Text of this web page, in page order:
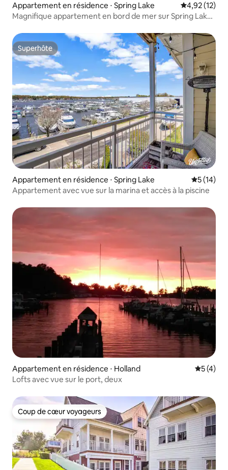
Appartement en résidence ⋅ Spring Lake Évaluation
4,92 (12)
Magnifique appartement en bord de mer sur Spring Lake
Superhôte
Superhôte
Appartement en résidence ⋅ Spring Lake
5 (14)
Appartement avec vue sur la marina et accès à la piscine
Appartement en résidence ⋅ Holland
5 (4)
Lofts avec vue sur le port, deux
Coup de cœur voyageurs
Coup de cœur voyageurs